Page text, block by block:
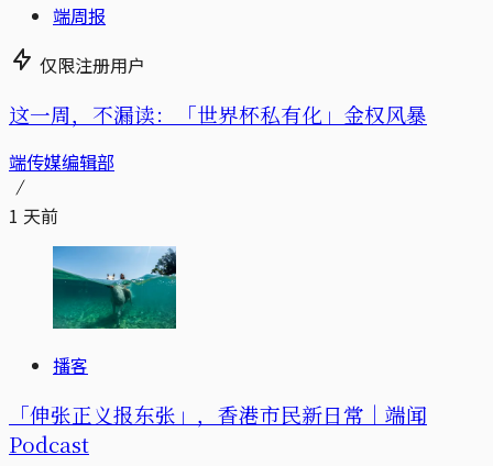
端周报
仅限注册用户
这一周，不漏读：「世界杯私有化」金权风暴
端传媒编辑部
1 天前
播客
「伸张正义报东张」，香港市民新日常｜端闻
Podcast